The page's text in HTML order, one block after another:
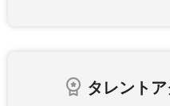
タレント